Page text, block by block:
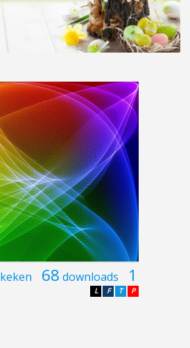
68 downloads 1
P
T
F
L